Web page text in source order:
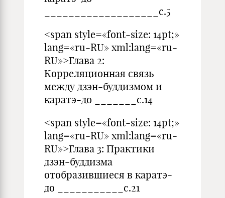
___________________с.5
<span style=«font-size: 14pt;»
lang=«ru-RU» xml:lang=«ru-
RU»>Глава 2:
Корреляционная связь
между дзэн-буддизмом и
каратэ-до _______с.14
<span style=«font-size: 14pt;»
lang=«ru-RU» xml:lang=«ru-
RU»>Глава 3: Практики
дзэн-буддизма
отобразившиеся в каратэ-
до ___________с.21